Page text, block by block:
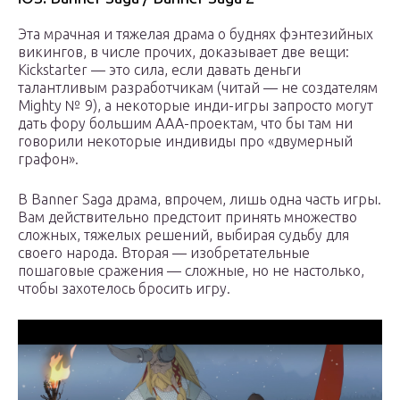
Эта мрачная и тяжелая драма о буднях фэнтезийных
викингов, в числе прочих, доказывает две вещи:
Kickstarter — это сила, если давать деньги
талантливым разработчикам (читай — не создателям
Mighty № 9), а некоторые инди-игры запросто могут
дать фору большим ААА-проектам, что бы там ни
говорили некоторые индивиды про «двумерный
графон».
В Banner Saga драма, впрочем, лишь одна часть игры.
Вам действительно предстоит принять множество
сложных, тяжелых решений, выбирая судьбу для
своего народа. Вторая — изобретательные
пошаговые сражения — сложные, но не настолько,
чтобы захотелось бросить игру.